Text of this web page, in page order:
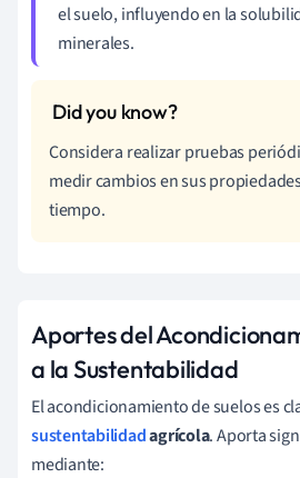
el suelo, influyendo en la
minerales.
Considera realizar pruebas
medir cambios en sus
tiempo.
Aportes del
a la Sustentabilidad
El acondicionamiento de suelos es
sustentabilidadagrícola. Aporta
mediante: